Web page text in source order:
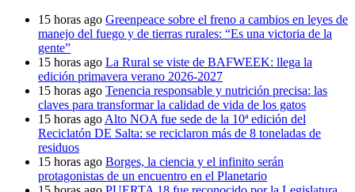
15 horas ago Greenpeace sobre el freno a cambios en leyes de
manejo del fuego y de tierras rurales: “Es una victoria de la
gente”
15 horas ago La Rural se viste de BAFWEEK: llega la
edición primavera verano 2026-2027
15 horas ago Tenencia responsable y nutrición precisa: las
claves para transformar la calidad de vida de los gatos
15 horas ago Alto NOA fue sede de la 10ª edición del
Reciclatón DE Salta: se reciclaron más de 8 toneladas de
residuos
15 horas ago Borges, la ciencia y el infinito serán
protagonistas de un encuentro en el Planetario